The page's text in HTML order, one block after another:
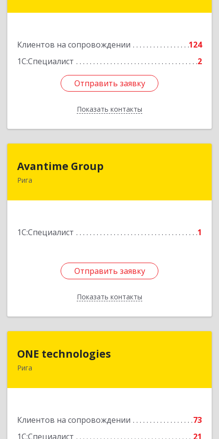
Клиентов на сопровождении
124
1С:Специалист
2
Отправить заявку
Показать контакты
Отправить заявку
Назад
Avantime Group
Рига
1С:Специалист 1
Отправить заявку
Показать контакты
Отправить заявку
Назад
ONE technologies
Рига
Клиентов на сопровождении
73
1С:Специалист
21